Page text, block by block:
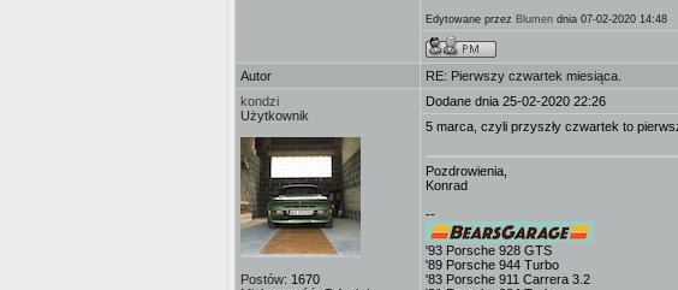
Edytowane przez Blumen dnia 07-02-2020 14:48
Autor
RE: Pierwszy czwartek miesiąca.
kondzi
Użytkownik
Postów: 1670
Dodane dnia 25-02-2020 22:26
5 marca, czyli przyszły czwartek to
Pozdrowienia,
Konrad
--
'93 Porsche 928 GTS
'89 Porsche 944 Turbo
'83 Porsche 911 Carrera 3.2